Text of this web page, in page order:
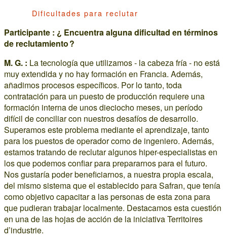
Dificultades para reclutar
Participante : ¿ Encuentra alguna dificultad en términos
de reclutamiento ?
M. G. : La tecnología que utilizamos - la cabeza fría - no está
muy extendida y no hay formación en Francia. Además,
añadimos procesos específicos. Por lo tanto, toda
contratación para un puesto de producción requiere una
formación interna de unos dieciocho meses, un período
difícil de conciliar con nuestros desafíos de desarrollo.
Superamos este problema mediante el aprendizaje, tanto
para los puestos de operador como de ingeniero. Además,
estamos tratando de reclutar algunos hiper-especialistas en
los que podemos confiar para prepararnos para el futuro.
Nos gustaría poder beneficiarnos, a nuestra propia escala,
del mismo sistema que el establecido para Safran, que tenía
como objetivo capacitar a las personas de esta zona para
que pudieran trabajar localmente. Destacamos esta cuestión
en una de las hojas de acción de la iniciativa Territoires
d’industrie.